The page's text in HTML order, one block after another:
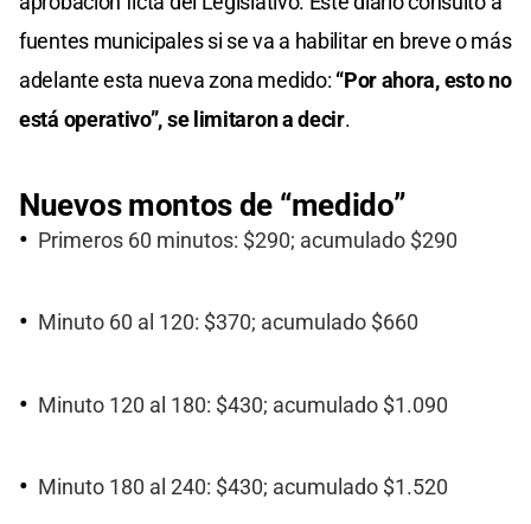
fuentes municipales si se va a habilitar en breve o más
adelante esta nueva zona medido: “Por ahora, esto no
está operativo”, se limitaron a decir.
Nuevos montos de “medido”
Primeros 60 minutos: $290; acumulado $290
Minuto 60 al 120: $370; acumulado $660
Minuto 120 al 180: $430; acumulado $1.090
Minuto 180 al 240: $430; acumulado $1.520